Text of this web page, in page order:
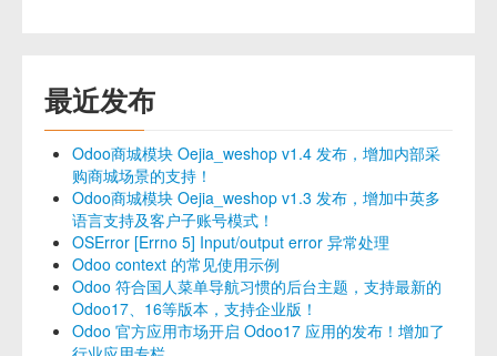
最近发布
Odoo商城模块 Oejia_weshop v1.4 发布，增加内部采
购商城场景的支持！
Odoo商城模块 Oejia_weshop v1.3 发布，增加中英多
语言支持及客户子账号模式！
OSError [Errno 5] Input/output error 异常处理
Odoo context 的常见使用示例
Odoo 符合国人菜单导航习惯的后台主题，支持最新的
Odoo17、16等版本，支持企业版！
Odoo 官方应用市场开启 Odoo17 应用的发布！增加了